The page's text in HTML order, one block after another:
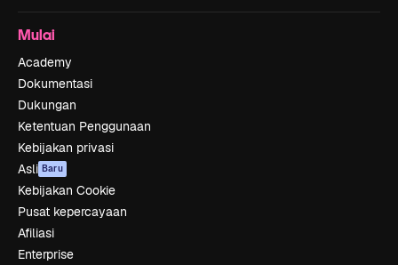
Mulai
Academy
Dokumentasi
Dukungan
Ketentuan Penggunaan
Kebijakan privasi
Asli Baru
Kebijakan Cookie
Pusat kepercayaan
Afiliasi
Enterprise